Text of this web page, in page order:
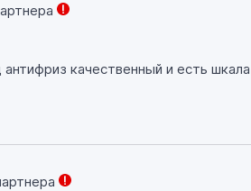
качественный и есть